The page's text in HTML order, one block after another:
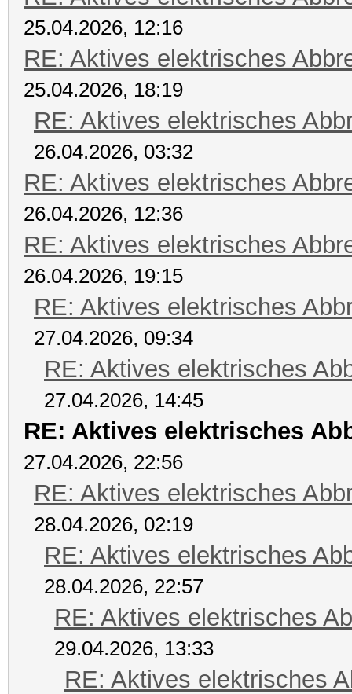
25.04.2026, 12:16
RE: Aktives elektrisches
25.04.2026, 18:19
RE: Aktives elektrisches
26.04.2026, 03:32
RE: Aktives elektrisches
26.04.2026, 12:36
RE: Aktives elektrisches
26.04.2026, 19:15
RE: Aktives elektrisches
27.04.2026, 09:34
RE: Aktives elektrisches
27.04.2026, 14:45
RE: Aktives elektrisches
27.04.2026, 22:56
RE: Aktives elektrisches
28.04.2026, 02:19
RE: Aktives elektrisches
28.04.2026, 22:57
RE: Aktives elektrisches
29.04.2026, 13:33
RE: Aktives elektrisches